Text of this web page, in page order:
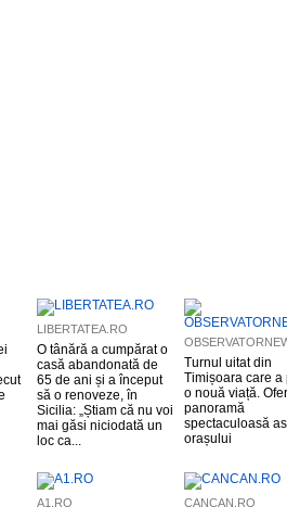
LIBERTATEA.RO
O tânără a cumpărat o
casă abandonată de
65 de ani și a început
să o renoveze, în
Sicilia: „Știam că nu voi
mai găsi niciodată un
loc ca...
Turnul uitat din
Timișoara care a
o nouă viață.
panoramă
spectaculoasă
orașului
A1.RO CANCAN.RO